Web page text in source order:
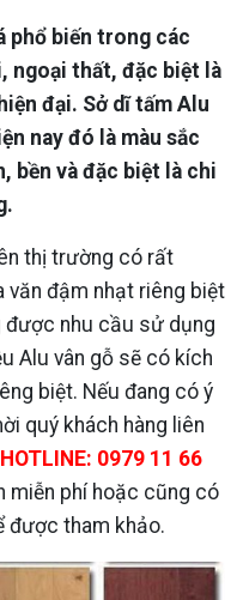
phổ biến trong các
ngoại thất, đặc biệt là
đại. Sở dĩ tấm Alu
nay đó là màu sắc
bền và đặc biệt là chi
thị trường có rất
văn đậm nhạt riêng biệt
được nhu cầu sử dụng
Alu vân gỗ sẽ có kích
biệt. Nếu đang có ý
quý khách hàng liên
HOTLINE: 0979 11 66
miễn phí hoặc cũng có
được tham khảo.